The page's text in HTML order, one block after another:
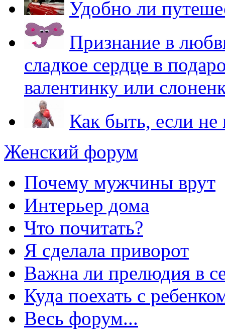
Удобно ли
Признание в
сладкое сердце в
валентинку или
Как быть, если не
Женский форум
Почему мужчины врут
Интерьер дома
Что почитать?
Я сделала приворот
Важна ли прелюдия в
Куда поехать с
Весь форум...